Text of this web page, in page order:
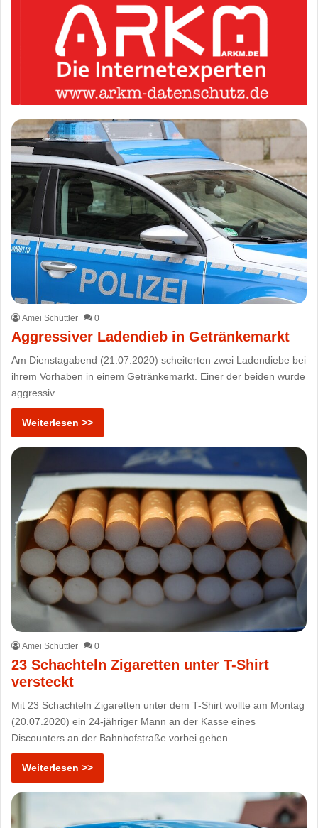
Amei Schüttler 0
Aggressiver Ladendieb in Getränkemarkt
Am Dienstagabend (21.07.2020) scheiterten zwei Ladendiebe bei
ihrem Vorhaben in einem Getränkemarkt. Einer der beiden wurde
aggressiv.
Weiterlesen >>
Amei Schüttler 0
23 Schachteln Zigaretten unter T-Shirt
versteckt
Mit 23 Schachteln Zigaretten unter dem T-Shirt wollte am Montag
(20.07.2020) ein 24-jähriger Mann an der Kasse eines
Discounters an der Bahnhofstraße vorbei gehen.
Weiterlesen >>